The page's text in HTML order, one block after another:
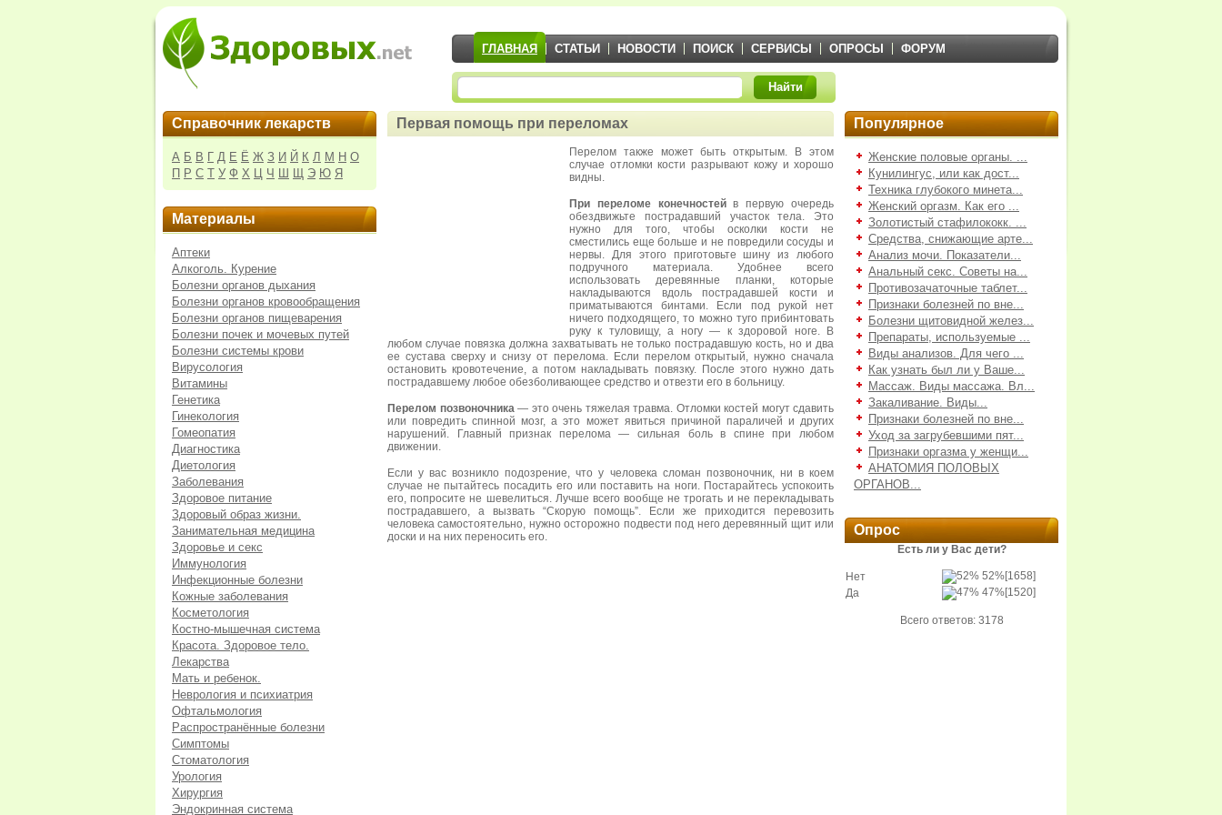
ГЛАВНАЯ СТАТЬИ НОВОСТИ ПОИСК СЕРВИСЫ ОПРОСЫ ФОРУМ
Найти
Справочник лекарств
А Б В Г Д Е Ё Ж З И Й К Л М Н О
П Р С Т У Ф Х Ц Ч Ш Щ Э Ю Я
Материалы
Аптеки
Алкоголь. Курение
Болезни органов дыхания
Болезни органов кровообращения
Болезни органов пищеварения
Болезни почек и мочевых путей
Болезни системы крови
Вирусология
Витамины
Генетика
Гинекология
Гомеопатия
Диагностика
Диетология
Заболевания
Здоровое питание
Здоровый образ жизни.
Занимательная медицина
Здоровье и секс
Иммунология
Инфекционные болезни
Кожные заболевания
Косметология
Костно-мышечная система
Красота. Здоровое тело.
Лекарства
Мать и ребенок.
Неврология и психиатрия
Офтальмология
Распространённые болезни
Симптомы
Стоматология
Урология
Хирургия
Эндокринная система
Первая помощь при переломах
Перелом также может быть открытым. В этом
случае отломки кости разрывают кожу и хорошо
видны.
При переломе конечностейв первую очередь
обездвижьте пострадавший участок тела. Это
нужно для того, чтобы осколки кости не
сместились еще больше и не повредили сосуды и
нервы. Для этого приготовьте шину из любого
подручного материала. Удобнее всего
использовать деревянные планки, которые
накладываются вдоль пострадавшей кости и
приматываются бинтами. Если под рукой нет
ничего подходящего, то можно туго прибинтовать
руку к туловищу, а ногу — к здоровой ноге. В
любом случае повязка должна захватывать не только пострадавшую кость, но и два
ее сустава сверху и снизу от перелома. Если перелом открытый, нужно сначала
остановить кровотечение, а потом накладывать повязку. После этого нужно дать
пострадавшему любое обезболивающее средство и отвезти его в больницу.
Перелом позвоночника— это очень тяжелая травма. Отломки костей могут сдавить
или повредить спинной мозг, а это может явиться причиной параличей и других
нарушений. Главный признак перелома — сильная боль в спине при любом
движении.
Если у вас возникло подозрение, что у человека сломан позвоночник, ни в коем
случае не пытайтесь посадить его или поставить на ноги. Постарайтесь успокоить
его, попросите не шевелиться. Лучше всего вообще не трогать и не перекладывать
пострадавшего, а вызвать “Скорую помощь”. Если же приходится перевозить
человека самостоятельно, нужно осторожно подвести под него деревянный щит или
доски и на них переносить его.
Популярное
Женские половые органы. ...
Кунилингус, или как дост...
Техника глубокого минета...
Женский оргазм. Как его ...
Золотистый стафилококк. ...
Средства, снижающие арте...
Анализ мочи. Показатели...
Анальный секс. Советы на...
Противозачаточные таблет...
Признаки болезней по вне...
Болезни щитовидной желез...
Препараты, используемые ...
Виды анализов. Для чего ...
Как узнать был ли у Ваше...
Массаж. Виды массажа. Вл...
Закаливание. Виды...
Признаки болезней по вне...
Уход за загрубевшими пят...
Признаки оргазма у женщи...
АНАТОМИЯ ПОЛОВЫХ
ОРГАНОВ...
Опрос
Есть ли у Вас дети?
Нет 52%[1658]
Да
47%[1520]
Всего ответов: 3178